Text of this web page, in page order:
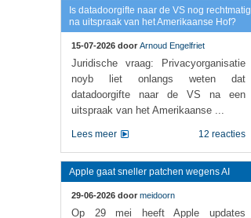
Is datadoorgifte naar de VS nog rechtmatig
na uitspraak van het Amerikaanse Hof?
15-07-2026 door Arnoud Engelfriet
Juridische vraag: Privacyorganisatie
noyb liet onlangs weten dat
datadoorgifte naar de VS na een
uitspraak van het Amerikaanse ...
12 reacties
Lees meer
Apple gaat sneller patchen wegens AI
29-06-2026 door meidoorn
Op 29 mei heeft Apple updates